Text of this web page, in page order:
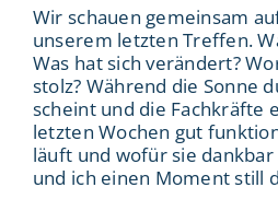
Wir schauen gemeinsam
unserem letzten Treffen.
Was hat sich verändert?
stolz? Während die Sonne
scheint und die Fachkräfte
letzten Wochen gut
läuft und wofür sie dankbar
und ich einen Moment still